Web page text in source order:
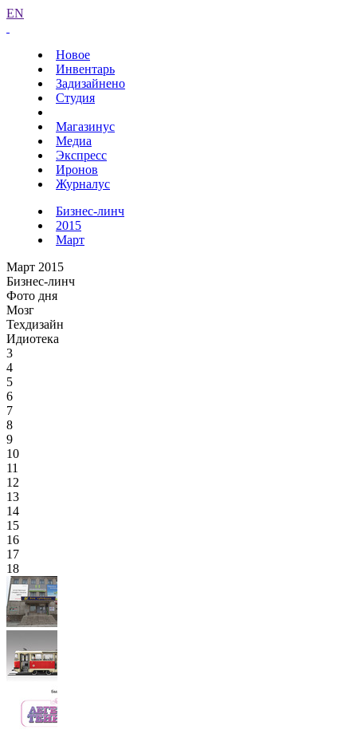
EN
Новое
Инвентарь
Задизайнено
Студия
Магазинус
Медиа
Экспресс
Иронов
Журналус
Бизнес-линч
2015
Март
Март 2015
Бизнес-линч
Фото дня
Мозг
Техдизайн
Идиотека
3
4
5
6
7
8
9
10
11
12
13
14
15
16
17
18